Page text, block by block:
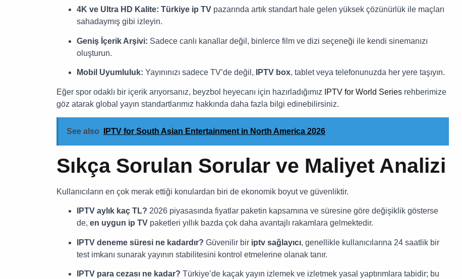
4K ve Ultra HD Kalite: Türkiye ip TV pazarında artık standart hale gelen yüksek çözünürlük ile maçları
sahadaymış gibi izleyin.
Geniş İçerik Arşivi: Sadece canlı kanallar değil, binlerce film ve dizi seçeneği ile kendi sinemanızı
oluşturun.
Mobil Uyumluluk: Yayınınızı sadece TV’de değil, IPTV box, tablet veya telefonunuzda her yere taşıyın.
Eğer spor odaklı bir içerik arıyorsanız, beyzbol heyecanı için hazırladığımız IPTV for World Series rehberimize
göz atarak global yayın standartlarımız hakkında daha fazla bilgi edinebilirsiniz.
See also IPTV for South Asian Entertainment in North America 2026
Sıkça Sorulan Sorular ve Maliyet Analizi
Kullanıcıların en çok merak ettiği konulardan biri de ekonomik boyut ve güvenliktir.
IPTV aylık kaç TL? 2026 piyasasında fiyatlar paketin kapsamına ve süresine göre değişiklik gösterse
de, en uygun ip TV paketleri yıllık bazda çok daha avantajlı rakamlara gelmektedir.
IPTV deneme süresi ne kadardır? Güvenilir bir iptv sağlayıcı, genellikle kullanıcılarına 24 saatlik bir
test imkanı sunarak yayının stabilitesini kontrol etmelerine olanak tanır.
IPTV para cezası ne kadar? Türkiye’de kaçak yayın izlemek ve izletmek yasal yaptırımlara tabidir; bu